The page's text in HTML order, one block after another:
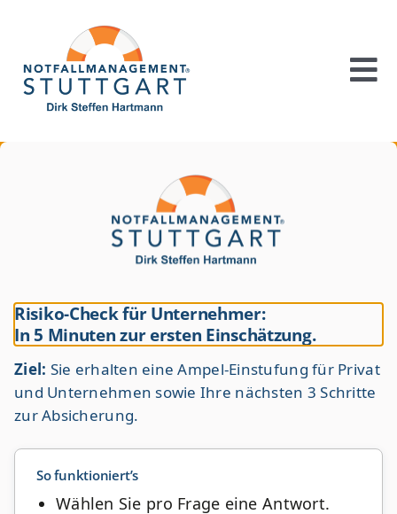
content
Kooperationspartner
Speaker
Blog
Kontakt
Risiko-Check für Unternehmer:
In 5 Minuten zur ersten Einschätzung.
Ziel: Sie erhalten eine Ampel-Einstufung für Privat
und Unternehmen sowie Ihre nächsten 3 Schritte
zur Absicherung.
Ebene 2 Platzhalter
So funktioniert’s
Wählen Sie pro Frage eine Antwort.